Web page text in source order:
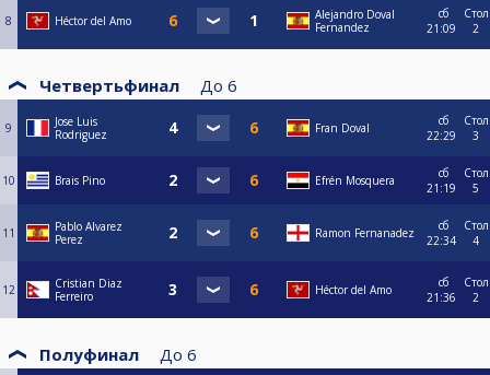
8 Héctor del Amo
Alejandro Doval
Fernandez
сб
21:09
Стол
2
Четвертьфинал До 6
9
Jose Luis
Rodriguez
Fran Doval
сб
22:29
Стол
3
10 Brais Pino Efrén Mosquera
сб
21:19
Стол
5
11
Pablo Alvarez
Perez
Ramon Fernanadez
сб
22:34
Стол
4
12
Cristian Diaz
Ferreiro
Héctor del Amo
сб
21:36
Стол
2
Полуфинал До 6